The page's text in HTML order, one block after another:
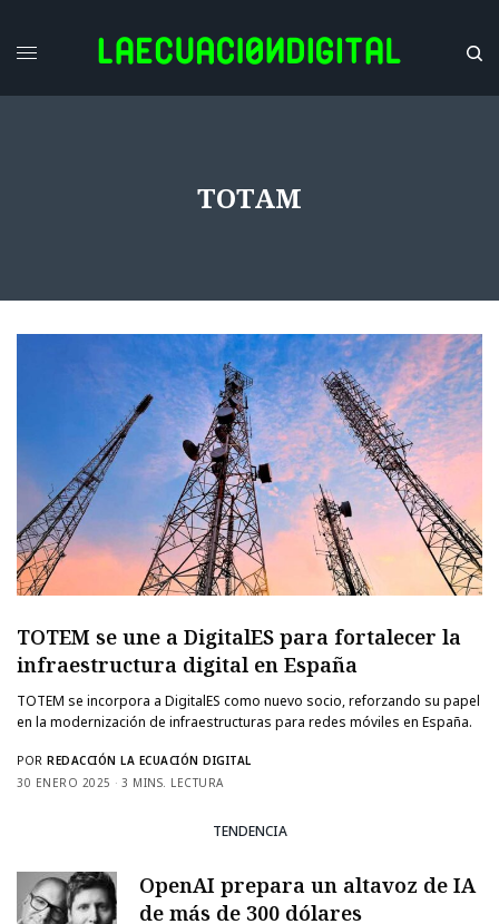
TOTAM
TOTEM se une a DigitalES para fortalecer la
infraestructura digital en España
TOTEM se incorpora a DigitalES como nuevo socio, reforzando su papel
en la modernización de infraestructuras para redes móviles en España.
POR REDACCIÓN LA ECUACIÓN DIGITAL
30 ENERO 2025
3 MINS. LECTURA
TENDENCIA
OpenAI prepara un altavoz de IA
de más de 300 dólares